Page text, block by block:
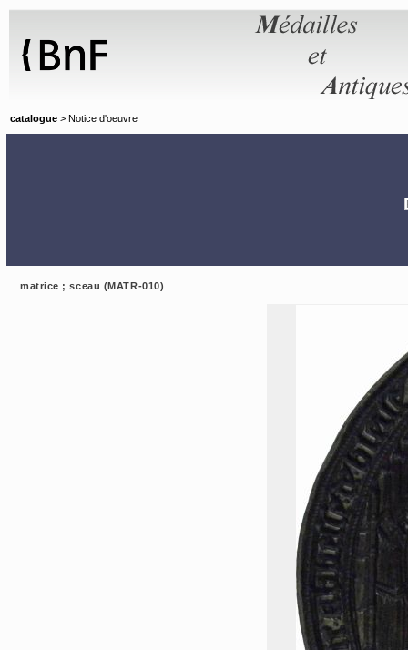
catalogue > Notice d'oeuvre
matrice ; sceau (MATR-010)